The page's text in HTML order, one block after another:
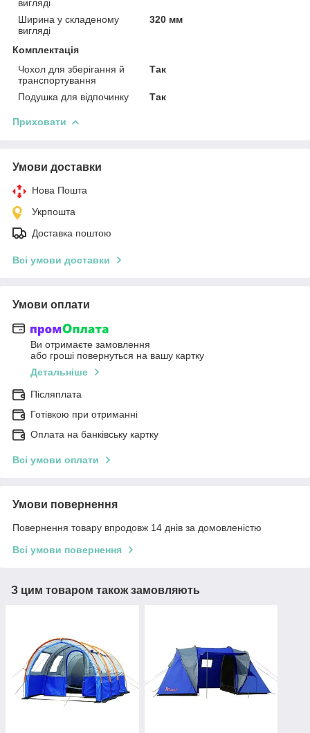
вигляді
Ширина у складеному
вигляді
320 мм
Комплектація
Чохол для зберігання й
транспортування
Так
Подушка для відпочинку Так
Приховати
Умови доставки
Нова Пошта
Укрпошта
Доставка поштою
Всі умови доставки
Умови оплати
Ви отримаєте замовлення
або гроші повернуться на вашу картку
Детальніше
Післяплата
Готівкою при отриманні
Оплата на банківську картку
Всі умови оплати
Умови повернення
Повернення товару впродовж 14 днів за домовленістю
Всі умови повернення
З цим товаром також замовляють